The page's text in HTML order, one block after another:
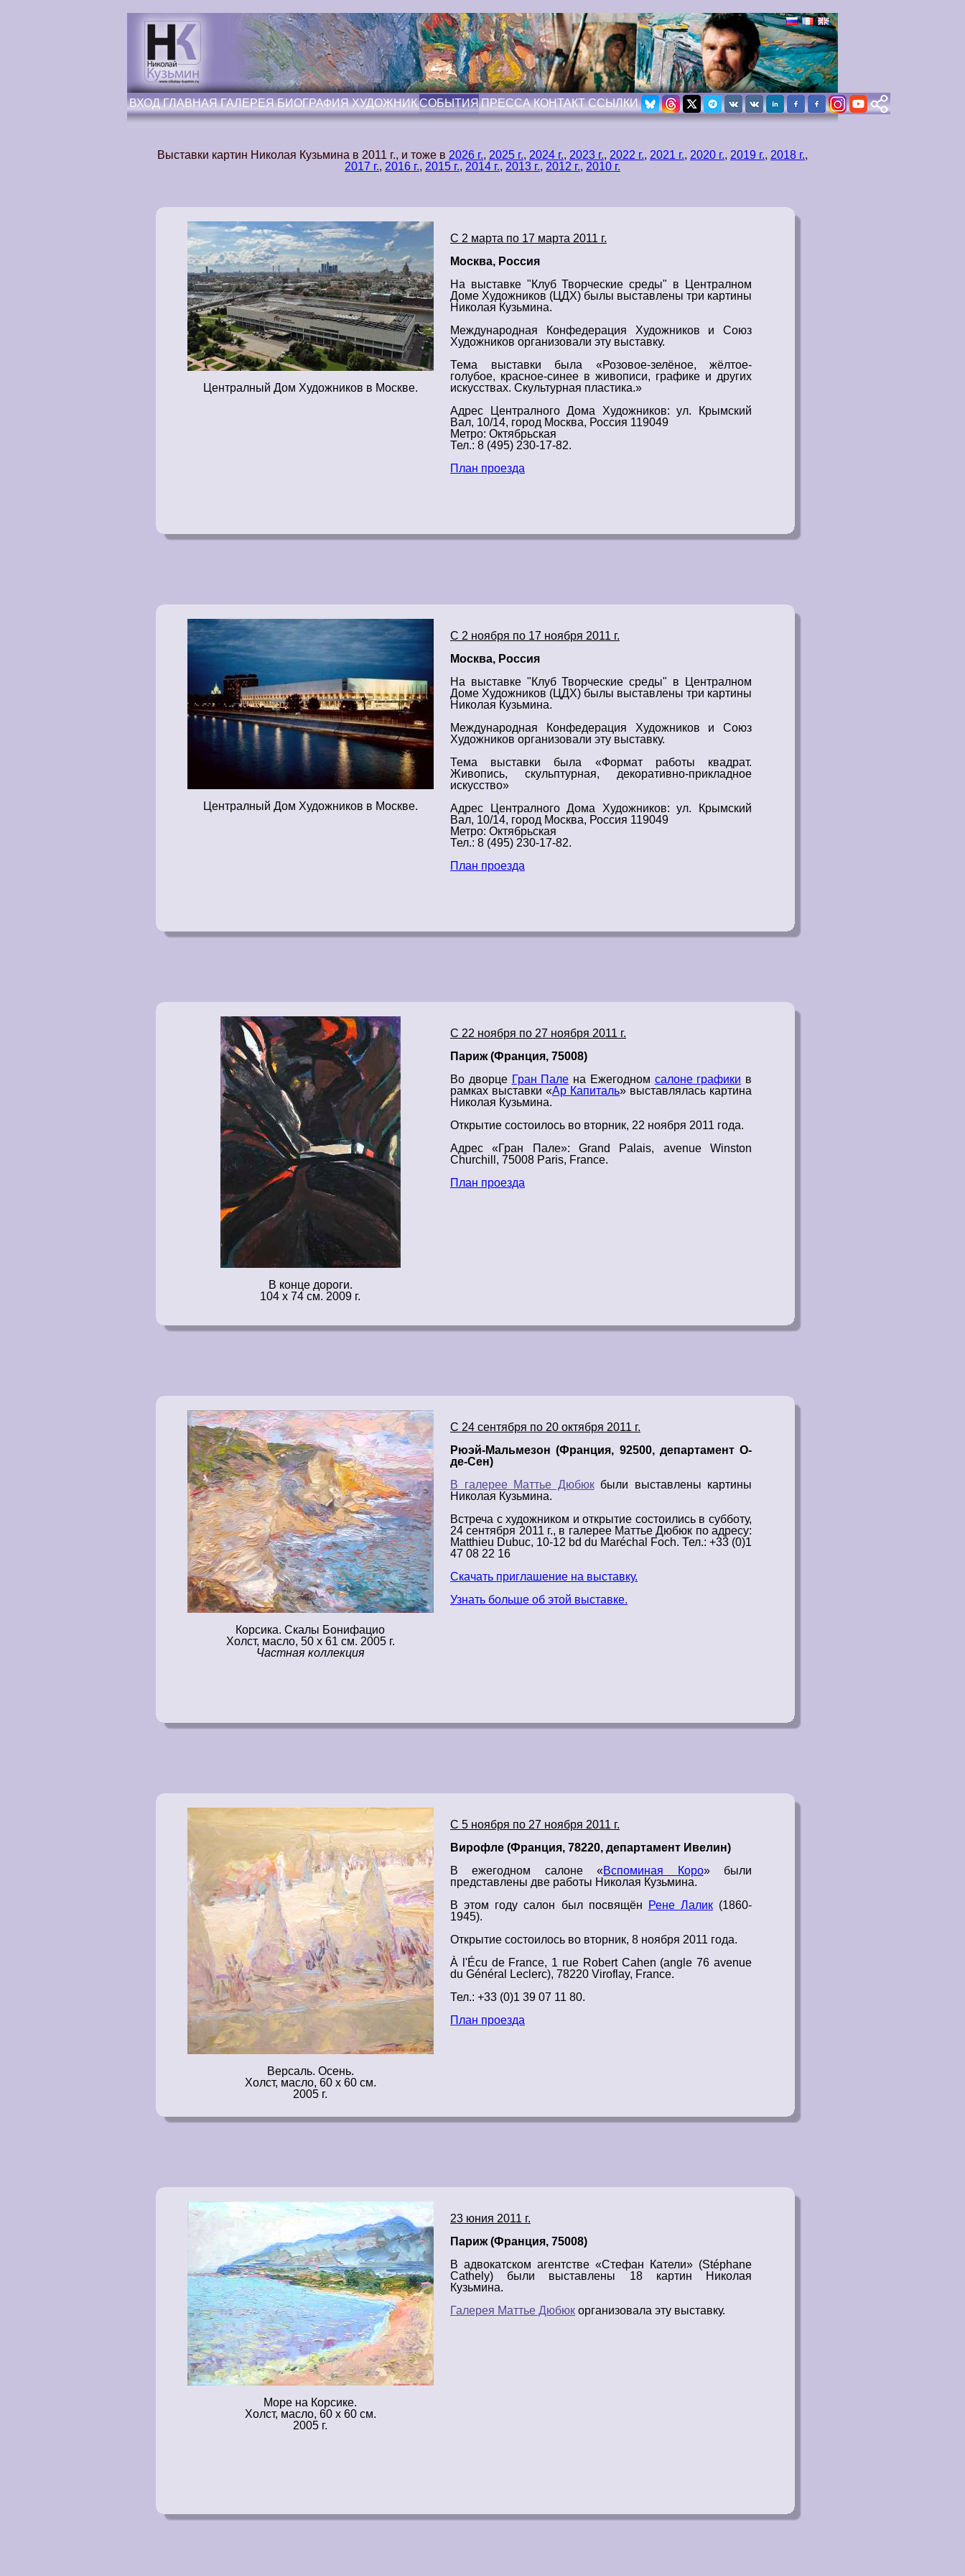
ВХОД ГЛАВНАЯ ГАЛЕРЕЯ БИОГРАФИЯ ХУДОЖНИКСОБЫТИЯПРЕССА КОНТАКТ ССЫЛКИ
Выставки картин Николая Кузьмина в 2011 г., и тоже в 2026 г., 2025 г., 2024 г., 2023 г., 2022 г., 2021 г., 2020 г., 2019 г., 2018 г.,
2017 г., 2016 г., 2015 г., 2014 г., 2013 г., 2012 г., 2010 г.
Централный Дом Художников в Москве.
С 2 марта по 17 марта 2011 г.
Москва, Россия
На выставке "Клуб Творческие среды" в Централном
Доме Художников (ЦДХ) былы выставлены три картины
Николая Кузьмина.
Международная Конфедерация Художников и Союз
Художников организовали эту выставку.
Тема выставки была «Розовое-зелёное, жёлтое-
голубое, красное-синее в живописи, графике и других
искусствах. Скультурная пластика.»
Адрес
Централного Дома Художников: ул. Крымский
Вал, 10/14, город Москва, Россия 119049
Метро: Октябрьская
Тел.: 8 (495) 230-17-82.
План проезда
Централный Дом Художников в Москве.
С 2 ноября по 17 ноября 2011 г.
Москва, Россия
На выставке "Клуб Творческие среды" в Централном
Доме Художников (ЦДХ) былы выставлены три картины
Николая Кузьмина.
Международная Конфедерация Художников и Союз
Художников организовали эту выставку.
Тема выставки была «Формат работы квадрат.
Живопись, скульптурная, декоративно-прикладное
искусство»
Адрес
Централного Дома Художников: ул. Крымский
Вал, 10/14, город Москва, Россия 119049
Метро: Октябрьская
Тел.: 8 (495) 230-17-82.
План проезда
В конце дороги.
104 x 74 см. 2009 г.
С 22 ноября по 27 ноября 2011 г.
Париж(Франция, 75008)
Во дворце Гран Пале на Ежегодном салоне графики в
рамках выставки «Ар Капиталь» выставлялась картина
Николая Кузьмина.
Открытие состоилось во вторник, 22 ноября 2011 года.
Адрес «Гран Пале»: Grand Palais, avenue Winston
Churchill, 75008 Paris, France.
План проезда
Корсика. Скалы Бонифацио
Холст, масло, 50 х 61 см. 2005 г.
Частная коллекция
С 24 сентября по 20 октября 2011 г.
Рюэй-Мальмезон (Франция, 92500, департамент О-
де-Сен)
В галерее Маттье Дюбюк были выставлены картины
Николая Кузьмина.
Встреча схудожником иоткрытие состоились в субботу,
24 сентября 2011 г., в галерееМаттье Дюбюк по адресу:
Matthieu Dubuc, 10-12 bd du Maréchal Foch. Тел.: +33 (0)1
47 08 22 16
Скачать приглашение на выставку.
Узнать больше об этой выставке.
Версаль. Осень.
Холст, масло, 60 х 60 см.
2005 г.
С 5 ноября по 27 ноября 2011 г.
Вирофле (Франция, 78220, департамент Ивелин)
В ежегодном салоне «Вспоминая Коро»
были
представлены две работы Николая Кузьмина.
В этом году салон был посвящён
Рене Лалик(1860-
1945).
Открытие состоилось во вторник, 8 ноября 2011 года.
À l'Écu de France, 1 rue Robert Cahen (angle 76 avenue
du Général Leclerc), 78220 Viroflay, France.
Тел.: +33 (0)1 39 07 11 80.
План проезда
Море на Корсике.
Холст, масло, 60 х 60 см.
2005 г.
23 юния 2011 г.
Париж (Франция, 75008)
В адвокатском агентстве «Стефан Катели» (Stéphane
Cathely)
были выставлены 18 картин Николая
Кузьмина.
Галерея Маттье Дюбюк организовала эту выставку.